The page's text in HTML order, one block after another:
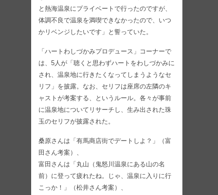
と熱海温泉にプライベートで行ったのですが、
体調不良で温泉を満喫できなかったので、いつ
かリベンジしたいです」と誓っていた。
「ハートわしづかみプロデュース」コーナーで
は、5人が「聴くと思わずハートをわしづかみに
され、温泉地に行きたくなってしまうようなセ
リフ」を披露。なお、セリフは座席の左隣のキ
ャストが考案する、というルール。各々が事前
に温泉地についてリサーチし、生み出された珠
玉のセリフが披露された。
桑原さんは「有馬商店街でデートしよ？」（富
田さん考案）、
富田さんは「丸山（鬼怒川温泉にある山の名
前）に登って疲れたね。じゃ、温泉に入りに行
こっか！」（松井さん考案）、